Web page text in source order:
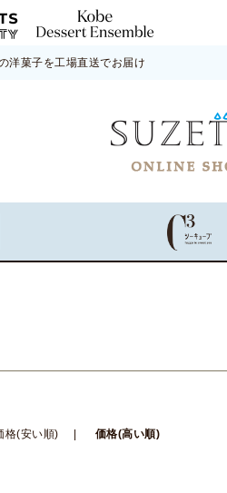
洋菓子を工場直送でお届け
格(安い順) 価格(高い順)